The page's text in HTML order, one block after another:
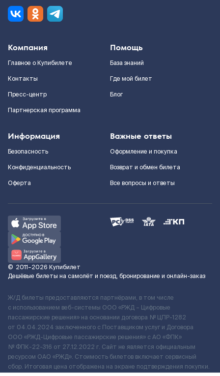
Компания
Главное о Купибилете
Контакты
Пресс-центр
Партнерская программа
Помощь
База знаний
Где мой билет
Блог
Информация
Безопасность
Конфиденциальность
Оферта
Важные ответы
Оформление и покупка
Возврат и обмен билета
Все вопросы и ответы
© 2011–2026 Купибилет
Дешёвые билеты на самолёт и поезд, бронирование и онлайн-заказ
Ж/Д билеты предоставляются партнёрами, в том числе
с использованием веб-системы ООО «РЖД – Цифровые
пассажирские решения» на основании договора № ЦПР-1282
от 04.04.2024 заключенного с Поставщиком услуг и Договора
ООО «РЖД-Цифровые пассажирские решения» c АО «ФПК»
№ ФПК-22-316 от 27.12.2022 г. Сайт не является официальным
ресурсом ОАО «РЖД». Стоимость билетов включает сервисный
сбор. Итоговая цена отображена на экране подтверждения покупки.